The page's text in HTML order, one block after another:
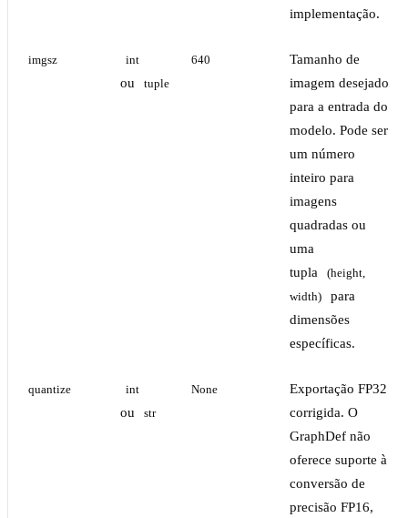
implementação.
imgsz int
ou tuple
640
Tamanho de
imagem desejado
para a entrada do
modelo. Pode ser
um número
inteiro para
imagens
quadradas ou
uma
tupla
(height,
width)
para
dimensões
específicas.
quantize int
ou str
None
Exportação FP32
corrigida. O
GraphDef não
oferece suporte à
conversão de
precisão FP16,